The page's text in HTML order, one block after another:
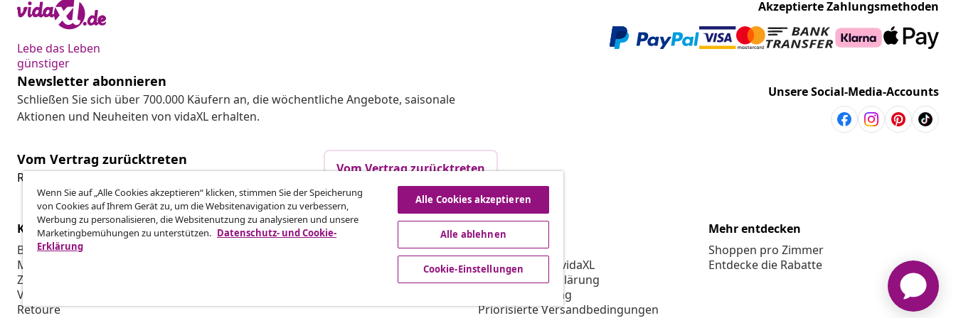
Lebe das Leben
günstiger
Akzeptierte Zahlungsmethoden
Newsletter abonnieren
Schließen Sie sich über 700.000 Käufern an, die wöchentliche Angebote, saisonale
Aktionen und Neuheiten von vidaXL erhalten.
Unsere Social-Media-Accounts
Vom Vertrag zurücktreten
Reiche einen Widerrufsantrag für deine Bestellung ein.
Vom Vertrag zurücktreten
Kundenservice
Bestellung verfolgen
Mein Konto
Zahlung
Versand & Lieferung
Retoure
Business
vidaXL
Über vidaXL
AGB Verkäufer vidaXL
Datenschutzerklärung
Cookie-Erklärung
Priorisierte Versandbedingungen
Mehr entdecken
Shoppen pro Zimmer
Entdecke die Rabatte
Wenn Sie auf „Alle Cookies akzeptieren“ klicken, stimmen Sie der Speicherung
von Cookies auf Ihrem Gerät zu, um die Websitenavigation zu verbessern,
Werbung zu personalisieren, die Websitenutzung zu analysieren und unsere
Marketingbemühungen zu unterstützen. Datenschutz- und Cookie-
Erklärung
Alle Cookies akzeptieren
Alle ablehnen
Cookie-Einstellungen